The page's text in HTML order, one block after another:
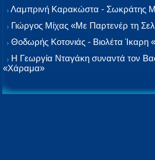
Λαμπρινή Καρακώστα - Σωκράτης
Γιώργος Μίχας «Με Παρτενέρ τη
Θοδωρής Κοτονιάς - Βιολέτα Ίκαρη
Η Γεωργία Νταγάκη συναντά τον
«Χάραμα»